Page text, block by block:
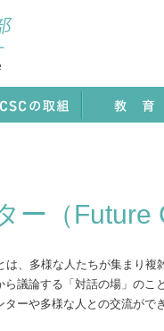
ー（Future
、多様な人たちが集まり複
議論する「対話の場」のこ
ーや多様な人との交流が